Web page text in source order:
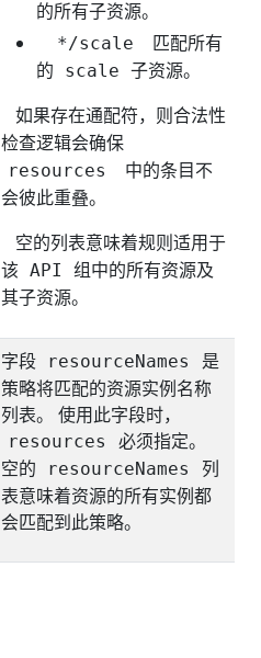
的所有子资源。
*/scale
匹配所有
的 scale 子资源。
如果存在通配符，则合法性
检查逻辑会确保
resources
中的条目不
会彼此重叠。
空的列表意味着规则适用于
该 API 组中的所有资源及
其子资源。
字段 resourceNames
是
策略将匹配的资源实例名称
列表。 使用此字段时，
resources
必须指定。
空的
resourceNames
列
表意味着资源的所有实例都
会匹配到此策略。